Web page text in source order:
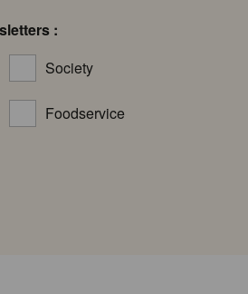
:
Society
Foodservice